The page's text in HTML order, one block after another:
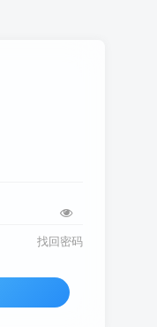
找回密码